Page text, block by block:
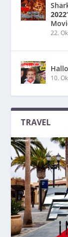
22.
10.
TRAVEL